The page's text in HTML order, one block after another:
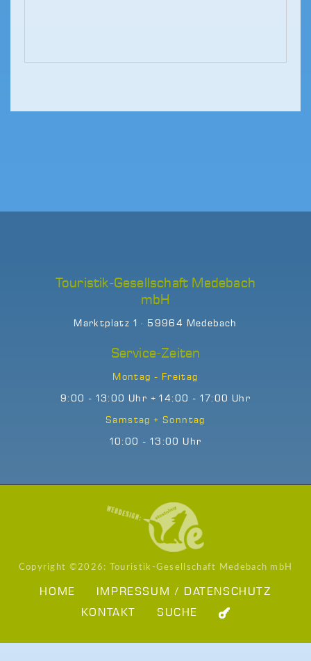
Touristik-Gesellschaft Medebach
mbH
Marktplatz 1 · 59964 Medebach
Service-Zeiten
Montag - Freitag
9:00 - 13:00 Uhr + 14:00 - 17:00 Uhr
Samstag + Sonntag
10:00 - 13:00 Uhr
Copyright ©2026: Touristik-Gesellschaft Medebach mbH
HOME
IMPRESSUM / DATENSCHUTZ
KONTAKT
SUCHE